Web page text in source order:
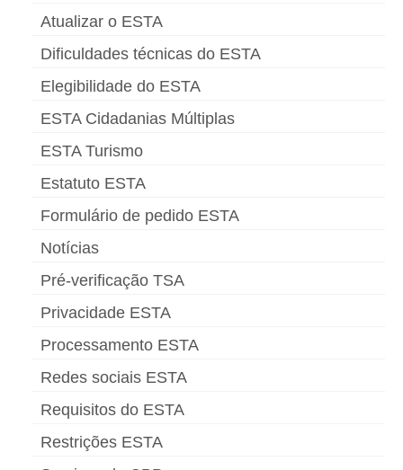
Atualizar o ESTA
Dificuldades técnicas do ESTA
Elegibilidade do ESTA
ESTA Cidadanias Múltiplas
ESTA Turismo
Estatuto ESTA
Formulário de pedido ESTA
Notícias
Pré-verificação TSA
Privacidade ESTA
Processamento ESTA
Redes sociais ESTA
Requisitos do ESTA
Restrições ESTA